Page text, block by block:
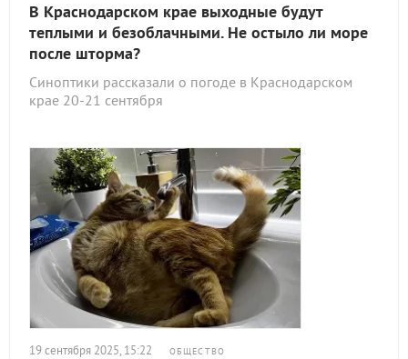
В Краснодарском крае выходные будут
теплыми и безоблачными. Не остыло ли море
после шторма?
Синоптики рассказали о погоде в Краснодарском
крае 20-21 сентября
19 сентября 2025, 15:22 ОБЩЕСТВО